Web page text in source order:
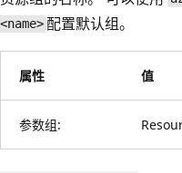
<name> 配置默认组。
属性 值
参数组: